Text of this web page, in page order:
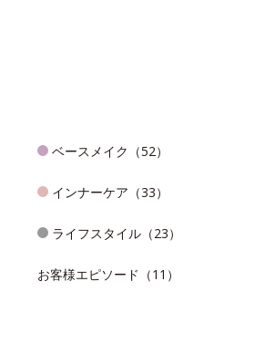
ベースメイク（52）
インナーケア（33）
ライフスタイル（23）
お客様エピソード（11）